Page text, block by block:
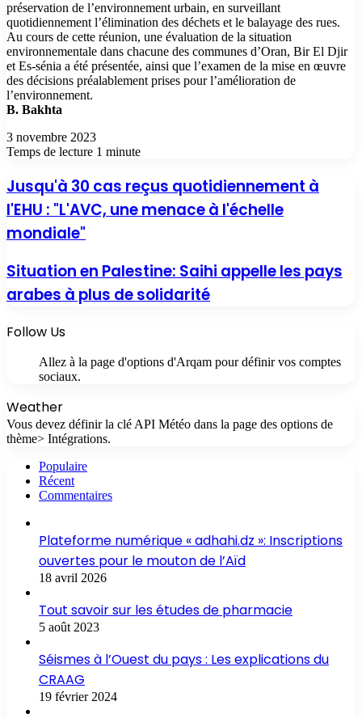
préservation de l’environnement urbain, en surveillant
quotidiennement l’élimination des déchets et le balayage des rues.
Au cours de cette réunion, une évaluation de la situation
environnementale dans chacune des communes d’Oran, Bir El Djir
et Es-sénia a été présentée, ainsi que l’examen de la mise en œuvre
des décisions préalablement prises pour l’amélioration de
l’environnement.
B. Bakhta
3 novembre 2023
Temps de lecture 1 minute
Jusqu'à 30 cas reçus quotidiennement à
l'EHU : "L'AVC, une menace à l'échelle
mondiale"
Situation en Palestine: Saihi appelle les pays
arabes à plus de solidarité
Follow Us
Allez à la page d'options d'Arqam pour définir vos comptes
sociaux.
Weather
Vous devez définir la clé API Météo dans la page des options de
thème> Intégrations.
Populaire
Récent
Commentaires
Plateforme numérique « adhahi.dz »: Inscriptions
ouvertes pour le mouton de l’Aïd
18 avril 2026
Tout savoir sur les études de pharmacie
5 août 2023
Séismes à l’Ouest du pays : Les explications du
CRAAG
19 février 2024